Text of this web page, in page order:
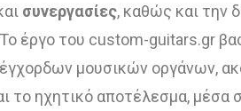
συνεργασίες, καθώς και την
έργο του custom-guitars.gr
μουσικών οργάνων,
το ηχητικό αποτέλεσμα, μέσα